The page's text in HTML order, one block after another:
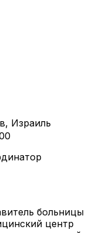
Израиль
больницы
центр